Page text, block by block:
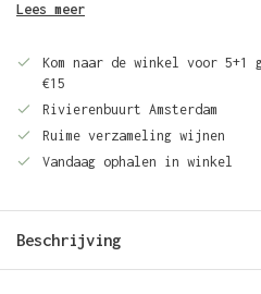
Lees meer
Kom naar de winkel voor
€15
Rivierenbuurt Amsterdam
Ruime verzameling wijnen
Vandaag ophalen in winkel
Beschrijving